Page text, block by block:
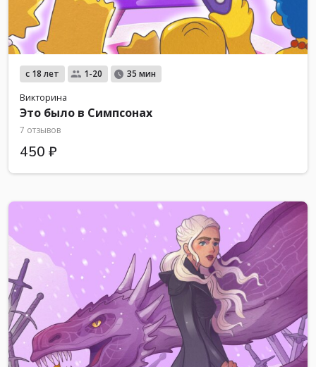
с 18 лет 1-20 35 мин
Викторина
Это было в Симпсонах
7 отзывов
450 ₽